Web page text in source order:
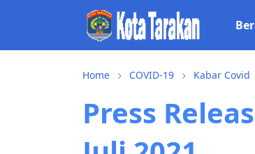
Home COVID-19 Kabar Covid
Press